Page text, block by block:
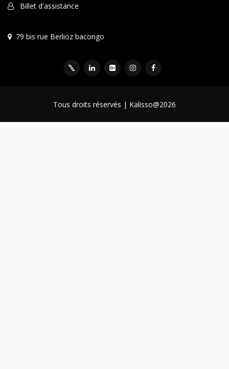
Billet d'assistance
79 bis rue Berlioz bacongo
Tous droits réservés | Kalisso@2026